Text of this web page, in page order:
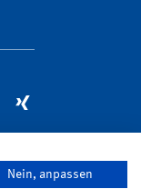
Nein, anpassen